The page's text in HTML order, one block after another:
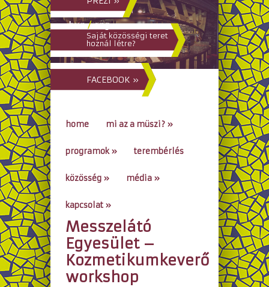
hun/eng
Saját közösségi teret
hoznál létre?
FACEBOOK »
home mi az a müszi? »
programok» terembérlés
közösség » média »
kapcsolat »
go to...
Messzelátó
Egyesület –
Kozmetikumkeverő
workshop